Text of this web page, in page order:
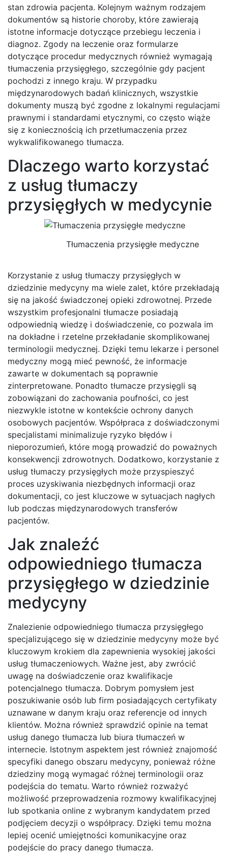
stan zdrowia pacjenta. Kolejnym ważnym rodzajem
dokumentów są historie choroby, które zawierają
istotne informacje dotyczące przebiegu leczenia i
diagnoz. Zgody na leczenie oraz formularze
dotyczące procedur medycznych również wymagają
tłumaczenia przysięgłego, szczególnie gdy pacjent
pochodzi z innego kraju. W przypadku
międzynarodowych badań klinicznych, wszystkie
dokumenty muszą być zgodne z lokalnymi regulacjami
prawnymi i standardami etycznymi, co często wiąże
się z koniecznością ich przetłumaczenia przez
wykwalifikowanego tłumacza.
Dlaczego warto korzystać
z usług tłumaczy
przysięgłych w medycynie
Tłumaczenia przysięgłe medyczne
Korzystanie z usług tłumaczy przysięgłych w
dziedzinie medycyny ma wiele zalet, które przekładają
się na jakość świadczonej opieki zdrowotnej. Przede
wszystkim profesjonalni tłumacze posiadają
odpowiednią wiedzę i doświadczenie, co pozwala im
na dokładne i rzetelne przekładanie skomplikowanej
terminologii medycznej. Dzięki temu lekarze i personel
medyczny mogą mieć pewność, że informacje
zawarte w dokumentach są poprawnie
zinterpretowane. Ponadto tłumacze przysięgli są
zobowiązani do zachowania poufności, co jest
niezwykle istotne w kontekście ochrony danych
osobowych pacjentów. Współpraca z doświadczonymi
specjalistami minimalizuje ryzyko błędów i
nieporozumień, które mogą prowadzić do poważnych
konsekwencji zdrowotnych. Dodatkowo, korzystanie z
usług tłumaczy przysięgłych może przyspieszyć
proces uzyskiwania niezbędnych informacji oraz
dokumentacji, co jest kluczowe w sytuacjach nagłych
lub podczas międzynarodowych transferów
pacjentów.
Jak znaleźć
odpowiedniego tłumacza
przysięgłego w dziedzinie
medycyny
Znalezienie odpowiedniego tłumacza przysięgłego
specjalizującego się w dziedzinie medycyny może być
kluczowym krokiem dla zapewnienia wysokiej jakości
usług tłumaczeniowych. Ważne jest, aby zwrócić
uwagę na doświadczenie oraz kwalifikacje
potencjalnego tłumacza. Dobrym pomysłem jest
poszukiwanie osób lub firm posiadających certyfikaty
uznawane w danym kraju oraz referencje od innych
klientów. Można również sprawdzić opinie na temat
usług danego tłumacza lub biura tłumaczeń w
internecie. Istotnym aspektem jest również znajomość
specyfiki danego obszaru medycyny, ponieważ różne
dziedziny mogą wymagać różnej terminologii oraz
podejścia do tematu. Warto również rozważyć
możliwość przeprowadzenia rozmowy kwalifikacyjnej
lub spotkania online z wybranym kandydatem przed
podjęciem decyzji o współpracy. Dzięki temu można
lepiej ocenić umiejętności komunikacyjne oraz
podejście do pracy danego tłumacza.